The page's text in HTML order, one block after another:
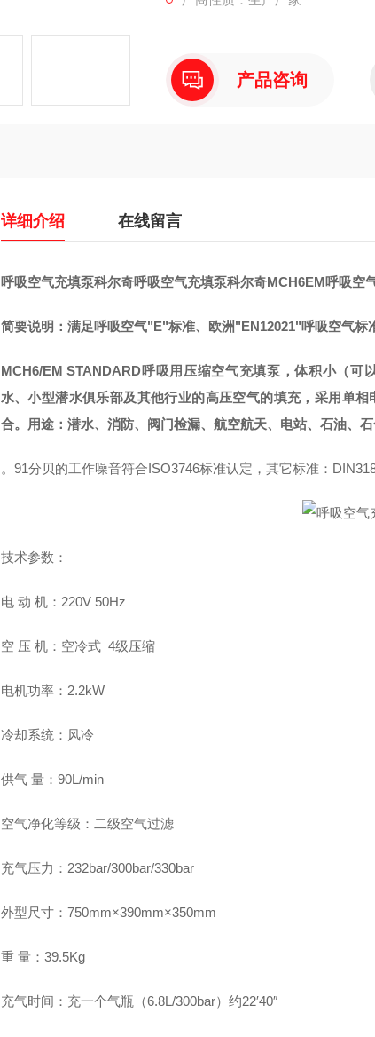
产品咨询
详细介绍 在线留言
呼吸空气充填泵科尔奇呼吸空气充填泵科尔奇MCH6EM呼吸空
简要说明：满足呼吸空气"E"标准、欧洲"EN12021"呼吸空气标
MCH6/EM STANDARD呼吸用压缩空气充填泵，体积小（
水、小型潜水俱乐部及其他行业的高压空气的填充，采用单
合。用途：潜水、消防、阀门检漏、航空航天、电站、石油、
。91分贝的工作噪音符合ISO3746标准认定，其它标准：
技术参数：
电 动 机：220V 50Hz
空 压 机：空冷式 4级压缩
电机功率：2.2kW
冷却系统：风冷
供气 量：90L/min
空气净化等级：二级空气过滤
充气压力：232bar/300bar/330bar
外型尺寸：750mm×390mm×350mm
重 量：39.5Kg
充气时间：充一个气瓶（6.8L/300bar）约22′40″